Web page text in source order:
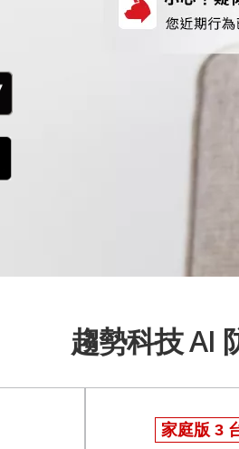
趨勢科技 AI
家庭版 3